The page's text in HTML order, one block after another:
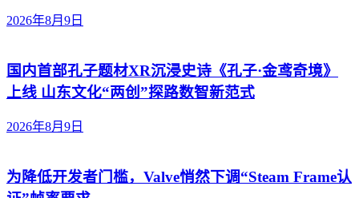
2026年8月9日
国内首部孔子题材XR沉浸史诗《孔子·金鸢奇境》
上线 山东文化“两创”探路数智新范式
2026年8月9日
为降低开发者门槛，Valve悄然下调“Steam Frame认